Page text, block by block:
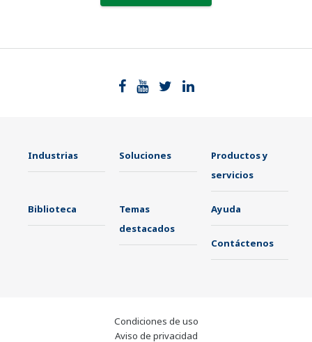
Industrias Soluciones
Productos y
servicios
Biblioteca
Temas
destacados
Ayuda
Contáctenos
Condiciones de uso
Aviso de privacidad